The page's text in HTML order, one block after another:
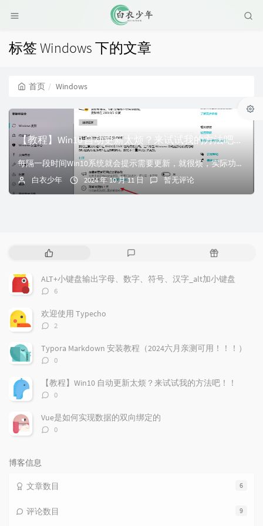
标签 Windows 下的文章
首页 Windows
【教程】Win10 自动更新太烦？来试试我的方法吧！！
每隔一段时间Win10系统就会提示需要更新，就很烦，实际功能又并没有增加多少，于是便有了以下教程
白衣少年 2024 年 10 月 11 日 暂无评论
热
文
章
评
论
随
文
章
ALT+小键盘输出字母、数字、符号、汉字_alt加小键盘
评
数：
6
欢迎使用 Typecho
评
数：
2
Typora Markdown 安装教程（2024六月亲测可用！！！）
评
数：
0
【教程】Win10 自动更新太烦？来试试我的方法吧！！
评
数：
0
Vue是如何实现数据的双向绑定的
评
0
博客信息
6
文章数目
9
评论数目